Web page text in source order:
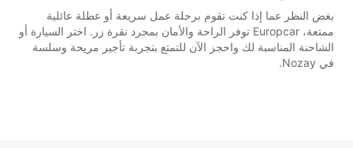
بغض النظر عما إذا كنت تقوم برحلة عمل سريعة أو عطلة عائلية
ممتعة، Europcar توفر الراحة والأمان بمجرد نقرة زر. اختر السيارة أو
الشاحنة المناسبة لك واحجز الآن للتمتع بتجربة تأجير مريحة وسلسة
في Nozay.